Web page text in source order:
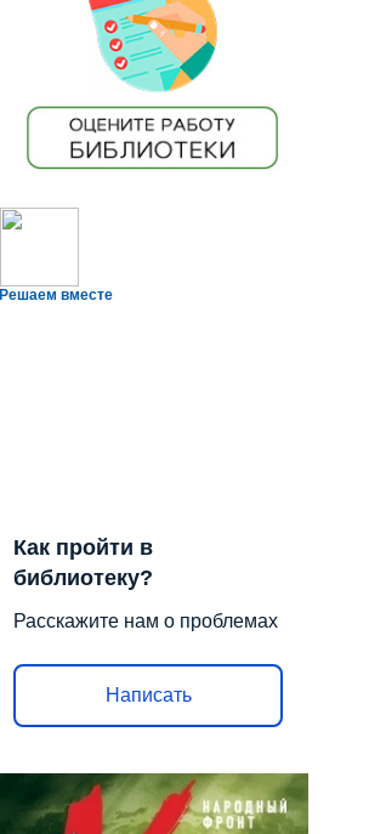
Решаем вместе
Как пройти в
библиотеку?
Расскажите нам о проблемах
Написать